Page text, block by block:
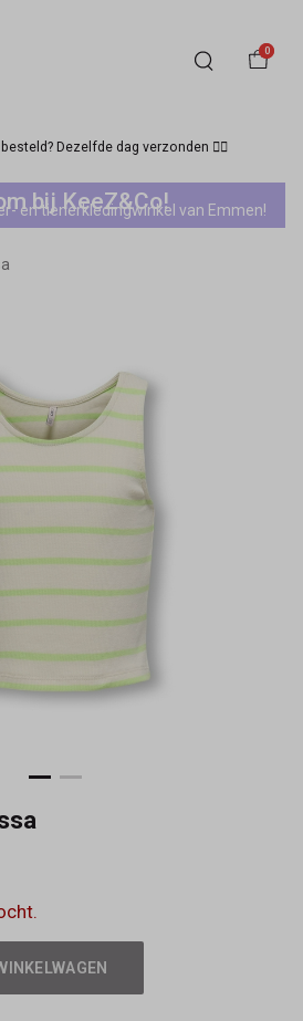
0
Dezelfde dag verzonden 🏃‍♀️
bij KeeZ&Co!
en tienerkledingwinkel van Emmen!